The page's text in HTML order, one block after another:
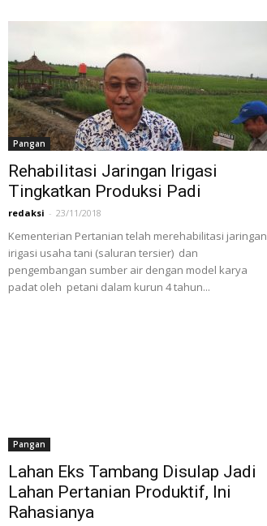
Pangan
Rehabilitasi Jaringan Irigasi
Tingkatkan Produksi Padi
redaksi - 23/11/2018
Kementerian Pertanian telah merehabilitasi jaringan
irigasi usaha tani (saluran tersier) dan
pengembangan sumber air dengan model karya
padat oleh petani dalam kurun 4 tahun...
Pangan
Lahan Eks Tambang Disulap Jadi
Lahan Pertanian Produktif, Ini
Rahasianya